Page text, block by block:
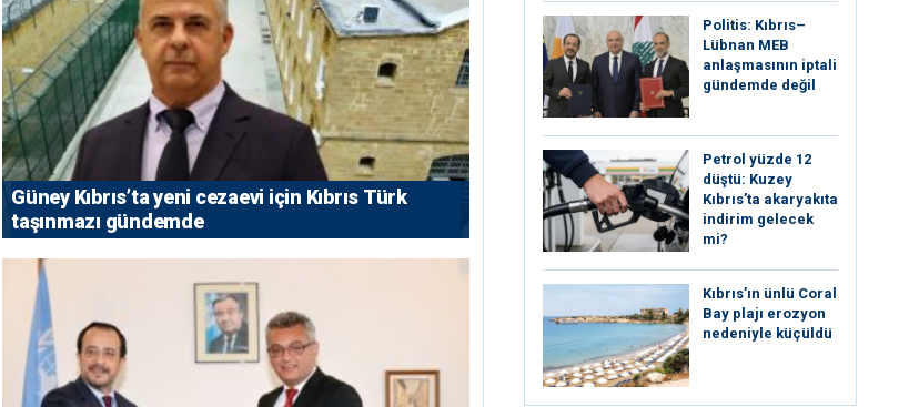
Güney Kıbrıs’ta yeni cezaevi için Kıbrıs Türk
taşınmazı gündemde
Politis: Kıbrıs–
Lübnan MEB
anlaşmasının iptali
gündemde değil
Petrol yüzde 12
düştü: Kuzey
Kıbrıs’ta akaryakıta
indirim gelecek
mi?
Kıbrıs’ın ünlü Coral
Bay plajı erozyon
nedeniyle küçüldü